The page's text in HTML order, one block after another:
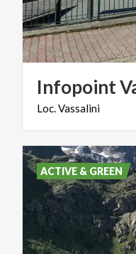
Infopoint
Loc.Vassalini
ACTIVE & GREEN